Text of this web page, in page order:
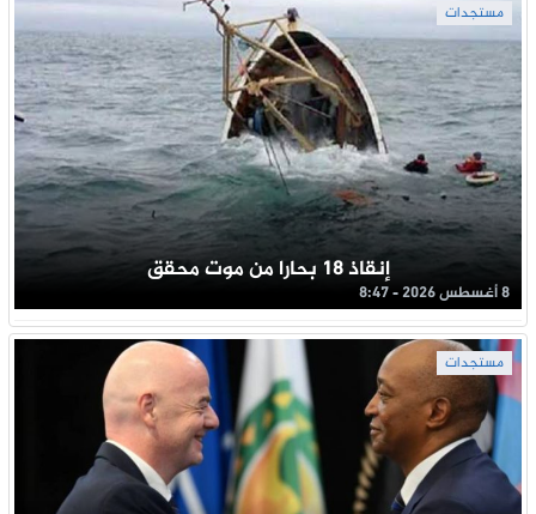
مستجدات
إنقاذ 18 بحارا من موت محقق
8 أغسطس 2026 - 8:47
مستجدات